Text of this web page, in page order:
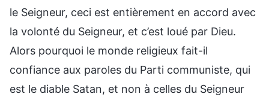
le Seigneur, ceci est entièrement en accord avec
la volonté du Seigneur, et c’est loué par Dieu.
Alors pourquoi le monde religieux fait-il
confiance aux paroles du Parti communiste, qui
est le diable Satan, et non à celles du Seigneur